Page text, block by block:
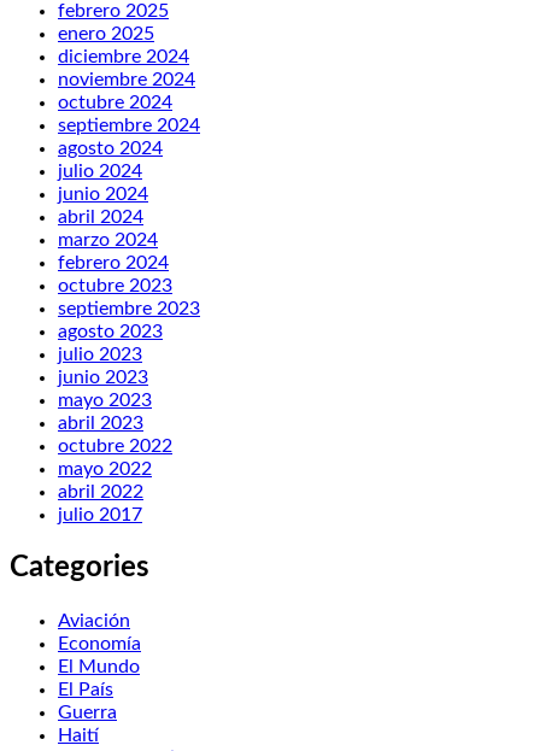
febrero 2025
enero 2025
diciembre 2024
noviembre 2024
octubre 2024
septiembre 2024
agosto 2024
julio 2024
junio 2024
abril 2024
marzo 2024
febrero 2024
octubre 2023
septiembre 2023
agosto 2023
julio 2023
junio 2023
mayo 2023
abril 2023
octubre 2022
mayo 2022
abril 2022
julio 2017
Categories
Aviación
Economía
El Mundo
El País
Guerra
Haití